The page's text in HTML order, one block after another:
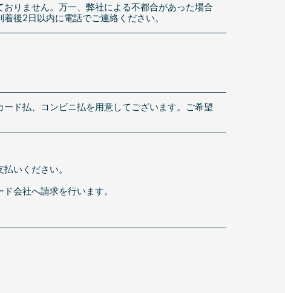
りません。万一、弊社による不都合があった場合
後2日以内に電話でご連絡ください。
ド払、コンビニ払を用意してございます。ご希望
いください。
会社へ請求を行います。